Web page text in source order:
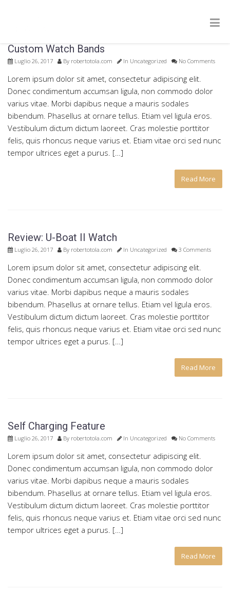
Custom Watch Bands
Luglio 26, 2017 By robertotola.com In Uncategorized No Comments
Lorem ipsum dolor sit amet, consectetur adipiscing elit.
Donec condimentum accumsan ligula, non commodo dolor
varius vitae. Morbi dapibus neque a mauris sodales
bibendum. Phasellus at ornare tellus. Etiam vel ligula eros.
Vestibulum dictum dictum laoreet. Cras molestie porttitor
felis, quis rhoncus neque varius et. Etiam vitae orci sed nunc
tempor ultrices eget a purus. […]
Read More
Review: U-Boat II Watch
Luglio 26, 2017 By robertotola.com In Uncategorized 3 Comments
Lorem ipsum dolor sit amet, consectetur adipiscing elit.
Donec condimentum accumsan ligula, non commodo dolor
varius vitae. Morbi dapibus neque a mauris sodales
bibendum. Phasellus at ornare tellus. Etiam vel ligula eros.
Vestibulum dictum dictum laoreet. Cras molestie porttitor
felis, quis rhoncus neque varius et. Etiam vitae orci sed nunc
tempor ultrices eget a purus. […]
Read More
Self Charging Feature
Luglio 26, 2017 By robertotola.com In Uncategorized No Comments
Lorem ipsum dolor sit amet, consectetur adipiscing elit.
Donec condimentum accumsan ligula, non commodo dolor
varius vitae. Morbi dapibus neque a mauris sodales
bibendum. Phasellus at ornare tellus. Etiam vel ligula eros.
Vestibulum dictum dictum laoreet. Cras molestie porttitor
felis, quis rhoncus neque varius et. Etiam vitae orci sed nunc
tempor ultrices eget a purus. […]
Read More